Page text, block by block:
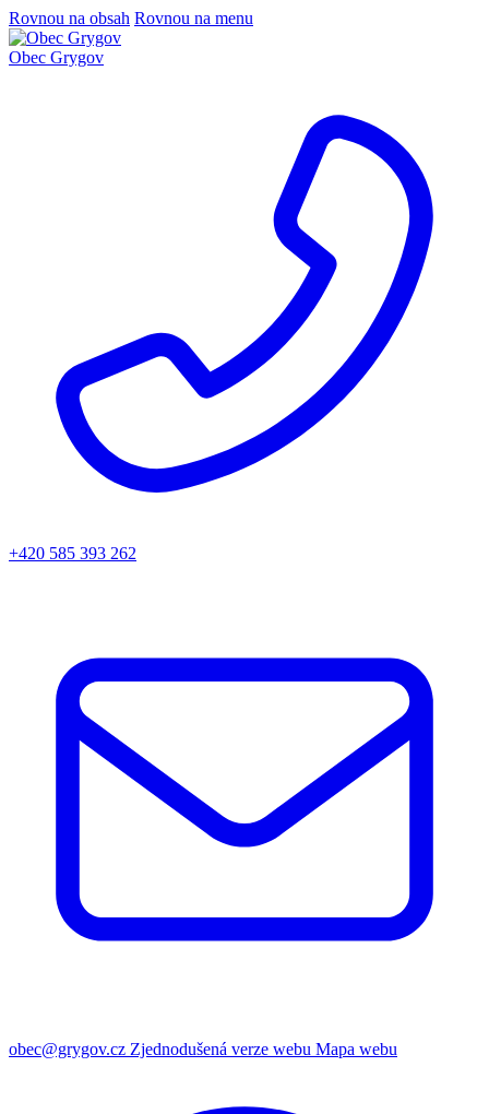
Rovnou na obsah Rovnou na menu
Obec Grygov
+420 585 393 262
obec@grygov.cz Zjednodušená verze webu Mapa webu